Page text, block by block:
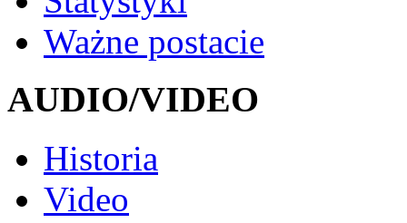
Ważne postacie
AUDIO/VIDEO
Historia
Video